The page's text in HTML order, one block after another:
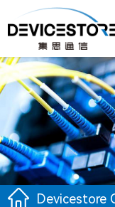
Devicestore